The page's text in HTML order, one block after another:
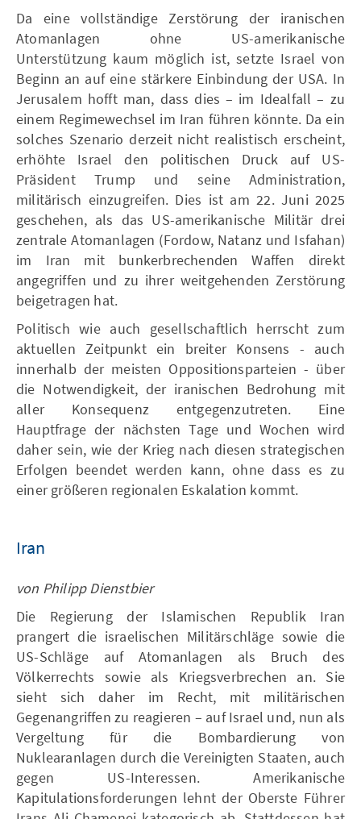
Da eine vollständige Zerstörung der iranischen
Atomanlagen ohne US-amerikanische
Unterstützung kaum möglich ist, setzte Israel von
Beginn an auf eine stärkere Einbindung der USA. In
Jerusalem hofft man, dass dies – im Idealfall – zu
einem Regimewechsel im Iran führen könnte. Da ein
solches Szenario derzeit nicht realistisch erscheint,
erhöhte Israel den politischen Druck auf US-
Präsident Trump und seine Administration,
militärisch einzugreifen. Dies ist am 22. Juni 2025
geschehen, als das US-amerikanische Militär drei
zentrale Atomanlagen (Fordow, Natanz und Isfahan)
im Iran mit bunkerbrechenden Waffen direkt
angegriffen und zu ihrer weitgehenden Zerstörung
beigetragen hat.
Politisch wie auch gesellschaftlich herrscht zum
aktuellen Zeitpunkt ein breiter Konsens - auch
innerhalb der meisten Oppositionsparteien - über
die Notwendigkeit, der iranischen Bedrohung mit
aller Konsequenz entgegenzutreten. Eine
Hauptfrage der nächsten Tage und Wochen wird
daher sein, wie der Krieg nach diesen strategischen
Erfolgen beendet werden kann, ohne dass es zu
einer größeren regionalen Eskalation kommt.
Iran
von Philipp Dienstbier
Die Regierung der Islamischen Republik Iran
prangert die israelischen Militärschläge sowie die
US-Schläge auf Atomanlagen als Bruch des
Völkerrechts sowie als Kriegsverbrechen an. Sie
sieht sich daher im Recht, mit militärischen
Gegenangriffen zu reagieren – auf Israel und, nun als
Vergeltung für die Bombardierung von
Nuklearanlagen durch die Vereinigten Staaten, auch
gegen US-Interessen. Amerikanische
Kapitulationsforderungen lehnt der Oberste Führer